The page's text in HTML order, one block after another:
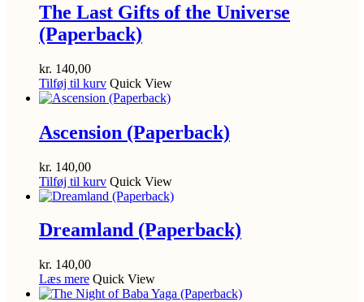
The Last Gifts of the Universe
(Paperback)
kr. 140,00
Tilføj til kurv Quick View
Ascension (Paperback)
kr. 140,00
Tilføj til kurv Quick View
Dreamland (Paperback)
kr. 140,00
Læs mere Quick View